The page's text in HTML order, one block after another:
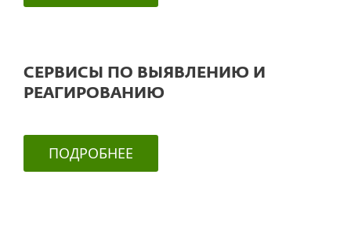
СЕРВИСЫ ПО ВЫЯВЛЕНИЮ И
РЕАГИРОВАНИЮ
ПОДРОБНЕЕ